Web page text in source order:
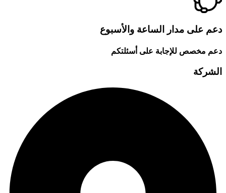
دعم على مدار الساعة والأسبوع
دعم مخصص للإجابة على أسئلتكم
الشركة